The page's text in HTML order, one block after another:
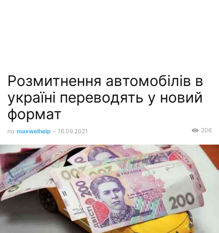
Розмитнення автомобілів в
україні переводять у новий
формат
по maxwelhelp - 16.09.2021 206